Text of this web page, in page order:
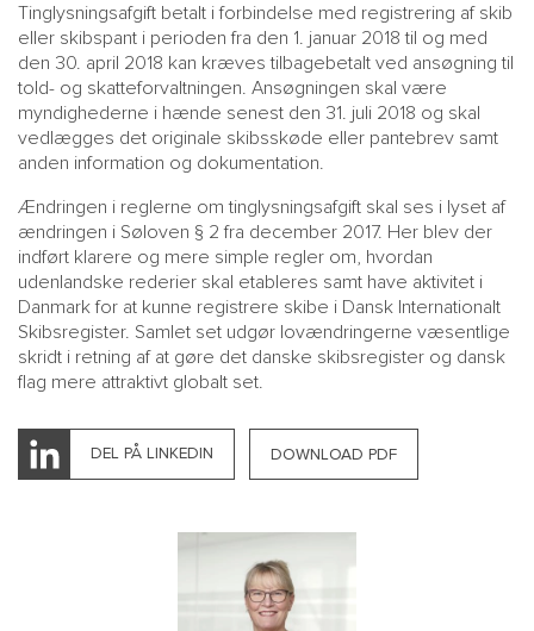
MAIN
MENU
SMALL
HR
Tinglysningsafgift betalt i forbindelse med registrering af skib
eller skibspant i perioden fra den 1. januar 2018 til og med
den 30. april 2018 kan kræves tilbagebetalt ved ansøgning til
told- og skatteforvaltningen. Ansøgningen skal være
myndighederne i hænde senest den 31. juli 2018 og skal
vedlægges det originale skibsskøde eller pantebrev samt
anden information og dokumentation.
Ændringen i reglerne om tinglysningsafgift skal ses i lyset af
ændringen i Søloven § 2 fra december 2017. Her blev der
indført klarere og mere simple regler om, hvordan
udenlandske rederier skal etableres samt have aktivitet i
Danmark for at kunne registrere skibe i Dansk Internationalt
Skibsregister. Samlet set udgør lovændringerne væsentlige
skridt i retning af at gøre det danske skibsregister og dansk
flag mere attraktivt globalt set.
DEL PÅ LINKEDIN DOWNLOAD PDF